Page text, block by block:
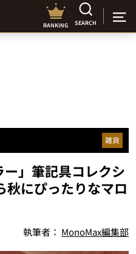
RANKING SEARCH
雑貨
ー」筆記具コレクシ
秋にぴったりなマロ
執筆者： MonoMax編集部